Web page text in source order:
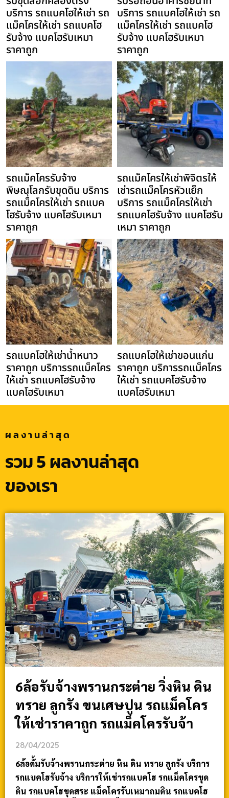
บริการ รถแบคโฮให้เช่า รถ
แม็คโครให้เช่า รถแบคโฮ
รับจ้าง แบคโฮรับเหมา
ราคาถูก
บริการ รถแบคโฮให้เช่า รถ
แม็คโครให้เช่า รถแบคโฮ
รับจ้าง แบคโฮรับเหมา
ราคาถูก
รถแม็คโครรับจ้าง
พิษณุโลกรับขุดดิน บริการ
รถแม็คโครให้เช่า รถแบค
โฮรับจ้าง แบคโฮรับเหมา
ราคาถูก
รถแม็คโครให้เช่าพิจิตรให้
เช่ารถแม็คโครหัวแย็ก
บริการ รถแม็คโครให้เช่า
รถแบคโฮรับจ้าง แบคโฮรับ
เหมา ราคาถูก
รถแบคโฮให้เช่าน้ำหนาว
ราคาถูก บริการรถแม็คโคร
ให้เช่า รถแบคโฮรับจ้าง
แบคโฮรับเหมา
รถแบคโฮให้เช่าขอนแก่น
ราคาถูก บริการรถแม็คโคร
ให้เช่า รถแบคโฮรับจ้าง
แบคโฮรับเหมา
ผลงานล่าสุด
รวม 5 ผลงานล่าสุด
ของเรา
6ล้อรับจ้างพรานกระต่าย วิ่งหิน ดิน
ทราย ลูกรัง ขนเศษปูน รถแม็คโคร
ให้เช่าราคาถูก รถแม็คโครรับจ้า
28/04/2025
6ล้อดั้มรับจ้างพรานกระต่าย หิน ดิน ทราย ลูกรัง บริการ
รถแบคโฮรับจ้าง บริการให้เช่ารถแบคโฮ รถแม็คโครขุด
ดิน รถแบคโฮขุดสระ แม็คโครรับเหมาถมดิน รถแบคโฮ